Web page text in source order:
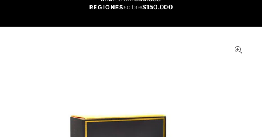
REGIONESsobre$150.000